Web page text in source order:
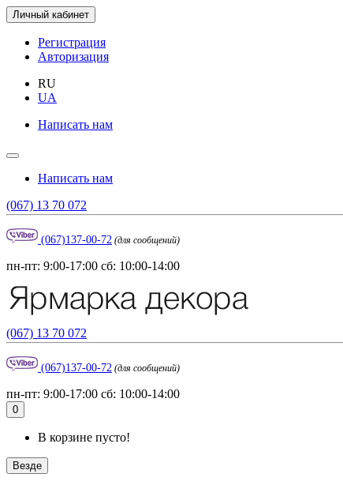
Личный кабинет
Регистрация
Авторизация
RU
UA
Написать нам
Написать нам
(067) 13 70 072
(067)137-00-72 (для сообщений)
пн-пт: 9:00-17:00 сб: 10:00-14:00
(067) 13 70 072
(067)137-00-72 (для сообщений)
пн-пт: 9:00-17:00 сб: 10:00-14:00
0
В корзине пусто!
Везде